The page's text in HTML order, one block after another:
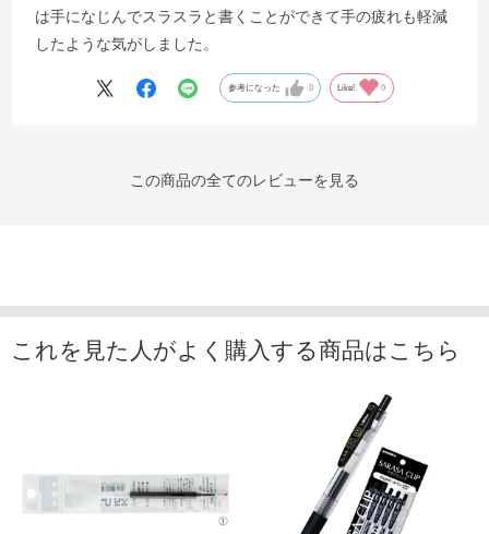
は手になじんでスラスラと書くことができて手の疲れも軽減
したような気がしました。
参考になった 0 Like! 0
この商品の全てのレビューを見る
これを見た人がよく購入する商品はこちら